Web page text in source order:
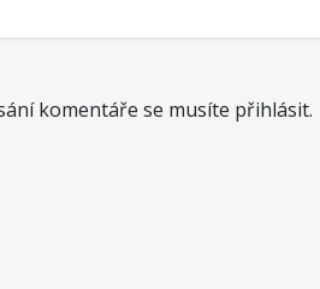
komentáře se musíte přihlásit.